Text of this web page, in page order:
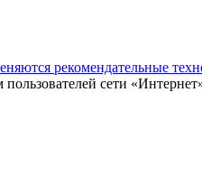
рекомендательные
сети